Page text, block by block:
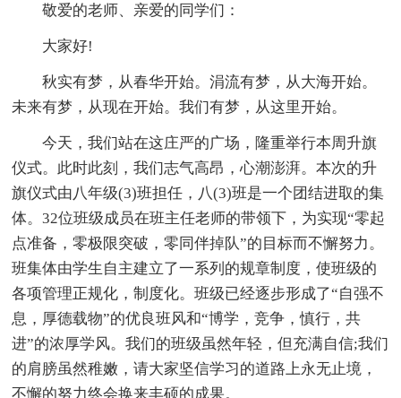
敬爱的老师、亲爱的同学们：
大家好!
秋实有梦，从春华开始。涓流有梦，从大海开始。
未来有梦，从现在开始。我们有梦，从这里开始。
今天，我们站在这庄严的广场，隆重举行本周升旗
仪式。此时此刻，我们志气高昂，心潮澎湃。本次的升
旗仪式由八年级(3)班担任，八(3)班是一个团结进取的集
体。32位班级成员在班主任老师的带领下，为实现“零起
点准备，零极限突破，零同伴掉队”的目标而不懈努力。
班集体由学生自主建立了一系列的规章制度，使班级的
各项管理正规化，制度化。班级已经逐步形成了“自强不
息，厚德载物”的优良班风和“博学，竞争，慎行，共
进”的浓厚学风。我们的班级虽然年轻，但充满自信;我们
的肩膀虽然稚嫩，请大家坚信学习的道路上永无止境，
不懈的努力终会换来丰硕的成果。